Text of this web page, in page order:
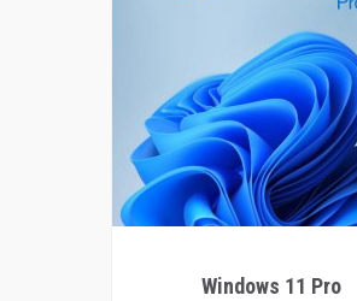
Windows 11 Pro